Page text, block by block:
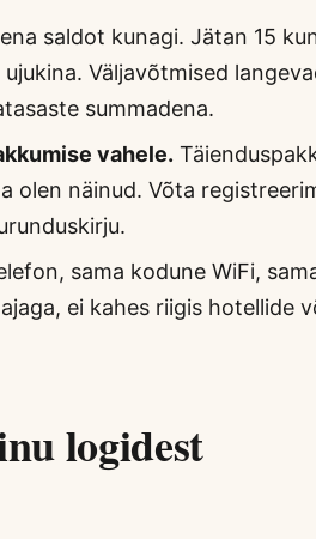
saldot kunagi. Jätan 15
Väljavõtmised
summadena.
vahele.
olen näinud. Võta
sama kodune WiFi,
ei kahes riigis hotellide
logidest